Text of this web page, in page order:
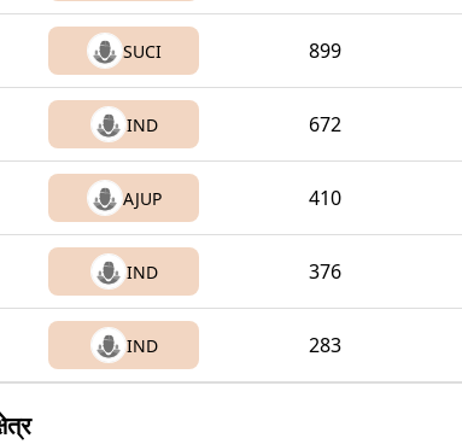
SUCI 899
IND 672
AJUP 410
IND 376
IND 283